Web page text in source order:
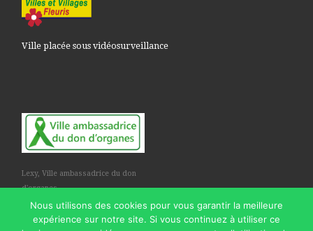
Ville placée sous vidéosurveillance
Lexy, Ville ambassadrice du don
d'organes
Nous utilisons des cookies pour vous garantir la meilleure
expérience sur notre site. Si vous continuez à utiliser ce